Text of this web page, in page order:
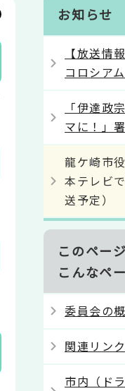
お知らせ
【放送情
コロシア
「伊達政
マに！」
龍ケ崎市
本テレビ
送予定）
このペー
こんなペ
委員会の
関連リンク
市内（ド